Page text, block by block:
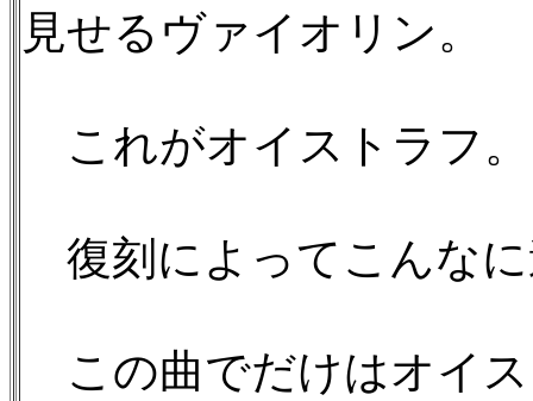
見せるヴァイオリン。
これがオイストラフ。
復刻によってこんな
この曲でだけはオイ